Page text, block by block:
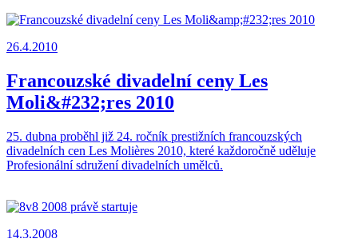
26.4.2010
Francouzské divadelní ceny Les
Moli&#232;res 2010
25. dubna proběhl již 24. ročník prestižních francouzských
divadelních cen Les Molières 2010, které každoročně uděluje
Profesionální sdružení divadelních umělců.
14.3.2008